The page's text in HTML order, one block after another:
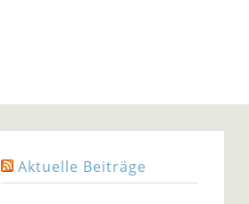
Aktuelle Beiträge